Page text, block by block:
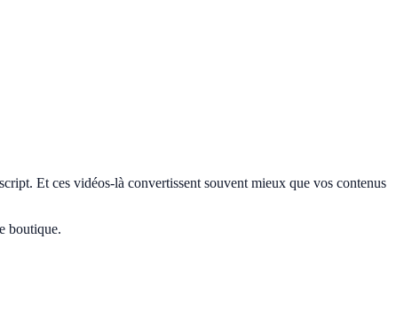
Et ces vidéos-là convertissent souvent mieux que vos contenus
boutique.